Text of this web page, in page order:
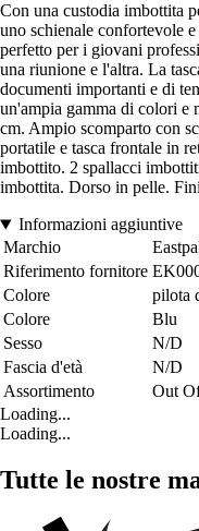
Con una custodia imbottita
uno schienale confortevole
perfetto per i giovani
una riunione e l'altra. La
documenti importanti e di
un'ampia gamma di colori e
cm. Ampio scomparto con
portatile e tasca frontale in
imbottito. 2 spallacci
imbottita. Dorso in pelle.
Informazioni aggiuntive
Marchio
Riferimento fornitore
Colore
pilota
Colore
Blu
Sesso
N/D
Fascia d'età
N/D
Assortimento
Out
Loading...
Loading...
Tutte le nostre